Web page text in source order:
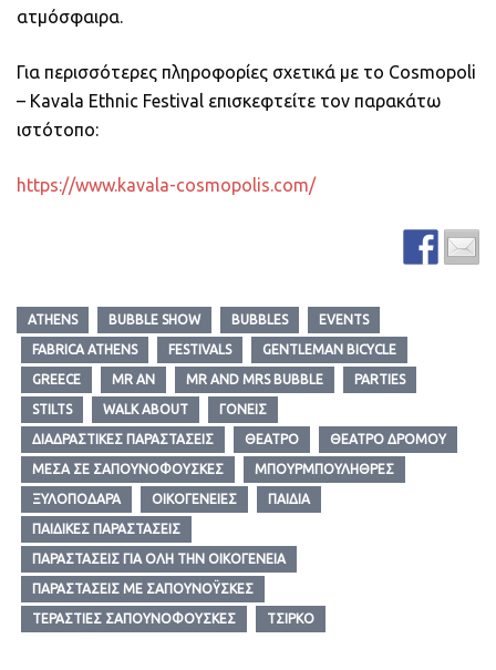
ατμόσφαιρα.
Για περισσότερες πληροφορίες σχετικά με το Cosmopoli
– Kavala Ethnic Festival επισκεφτείτε τον παρακάτω
ιστότοπο:
https://www.kavala-cosmopolis.com/
ATHENS BUBBLE SHOW BUBBLES EVENTS
FABRICA ATHENS FESTIVALS GENTLEMAN BICYCLE
GREECE MR AN MR AND MRS BUBBLE PARTIES
STILTS WALK ABOUT ΓΟΝΕΊΣ
ΔΙΑΔΡΑΣΤΙΚΈΣ ΠΑΡΑΣΤΆΣΕΙΣ ΘΈΑΤΡΟ ΘΈΑΤΡΟ ΔΡΌΜΟΥ
ΜΈΣΑ ΣΕ ΣΑΠΟΥΝΌΦΟΥΣΚΕΣ ΜΠΟΥΡΜΠΟΥΛΉΘΡΕΣ
ΞΥΛΟΠΌΔΑΡΑ ΟΙΚΟΓΈΝΕΙΕΣ ΠΑΙΔΙΆ
ΠΑΙΔΙΚΈΣ ΠΑΡΑΣΤΆΣΕΙΣ
ΠΑΡΑΣΤΆΣΕΙΣ ΓΙΑ ΌΛΗ ΤΗΝ ΟΙΚΟΓΈΝΕΙΑ
ΠΑΡΆΣΤΆΣΕΙΣ ΜΕ ΣΑΠΟΥΝΌΥΣΚΕΣ
ΤΕΡΆΣΤΙΕΣ ΣΑΠΟΥΝΌΦΟΥΣΚΕΣ ΤΣΊΡΚΟ